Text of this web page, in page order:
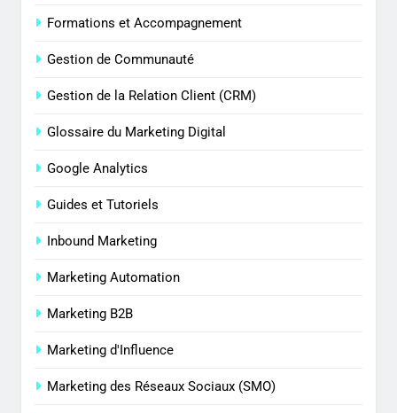
Formations et Accompagnement
Gestion de Communauté
Gestion de la Relation Client (CRM)
Glossaire du Marketing Digital
Google Analytics
Guides et Tutoriels
Inbound Marketing
Marketing Automation
Marketing B2B
Marketing d'Influence
Marketing des Réseaux Sociaux (SMO)